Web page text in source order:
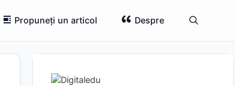
Propuneți un articol Despre